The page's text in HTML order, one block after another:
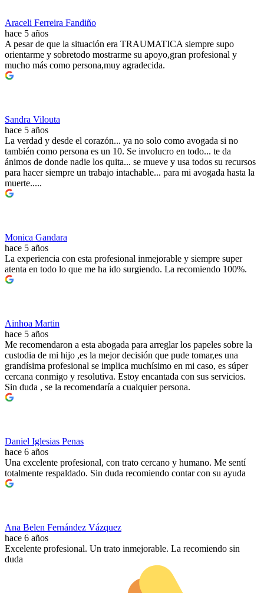
Araceli Ferreira Fandiño
hace 5 años
A pesar de que la situación era TRAUMATICA siempre supo
orientarme y sobretodo mostrarme su apoyo,gran profesional y
mucho más como persona,muy agradecida.
Sandra Vilouta
hace 5 años
La verdad y desde el corazón... ya no solo como avogada si no
también como persona es un 10. Se involucro en todo... te da
ánimos de donde nadie los quita... se mueve y usa todos su recursos
para hacer siempre un trabajo intachable... para mi avogada hasta la
muerte.....
Monica Gandara
hace 5 años
La experiencia con esta profesional inmejorable y siempre super
atenta en todo lo que me ha ido surgiendo. La recomiendo 100%.
Ainhoa Martin
hace 5 años
Me recomendaron a esta abogada para arreglar los papeles sobre la
custodia de mi hijo ,es la mejor decisión que pude tomar,es una
grandísima profesional se implica muchísimo en mi caso, es súper
cercana conmigo y resolutiva. Estoy encantada con sus servicios.
Sin duda , se la recomendaría a cualquier persona.
Daniel Iglesias Penas
hace 6 años
Una excelente profesional, con trato cercano y humano. Me sentí
totalmente respaldado. Sin duda recomiendo contar con su ayuda
Ana Belen Fernández Vázquez
hace 6 años
Excelente profesional. Un trato inmejorable. La recomiendo sin
duda